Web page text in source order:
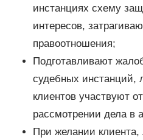
инстанциях схему
интересов,
правоотношения;
Подготавливают
судебных инстанций,
клиентов участвуют
рассмотрении дела в
При желании